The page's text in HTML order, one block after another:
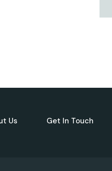
Us Get In Touch